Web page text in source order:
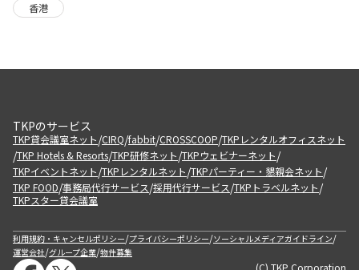
香港
TKPのサービス
TKP貸会議室ネット/CIRQ/fabbit/CROSSCOOP/TKPレンタルオフィスネット
/TKP Hotels & Resorts/TKP研修ネット/TKPウェビナーネット/
TKPイベントネット/TKPレンタルネット/TKPパーティー・懇親会ネット/
TKP FOOD/事務局代行サービス/採用代行サービス/TKPトラベルネット/
TKPスター貸会議室
利用規約・キャンセルポリシー/プライバシーポリシー/ソーシャルメディアガイドライン/
運営会社/グループ企業/物件募集
(C) TKP Corporation